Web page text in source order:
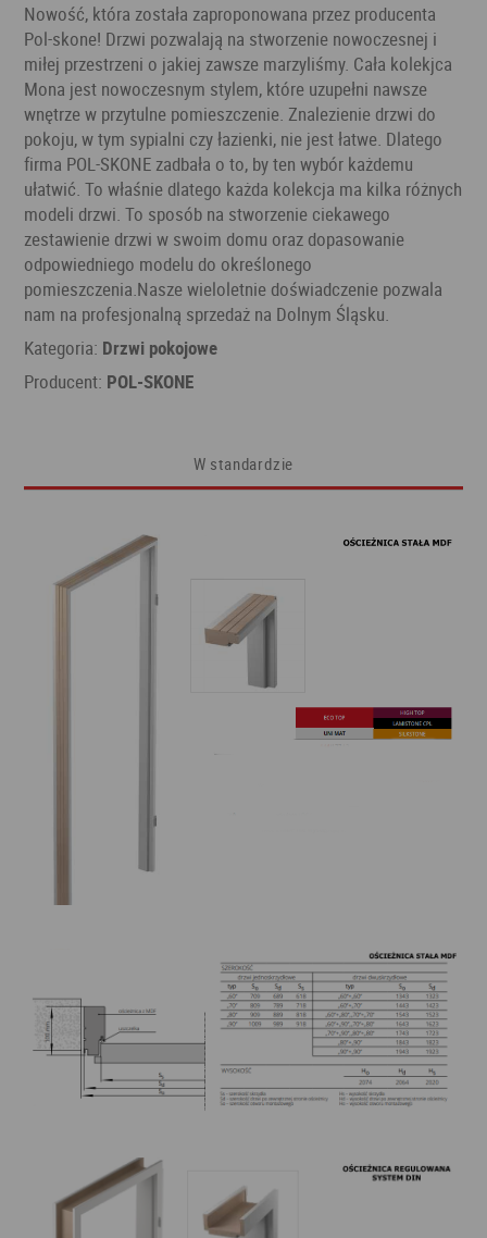
Nowość, która została zaproponowana przez producenta
Pol-skone! Drzwi pozwalają na stworzenie nowoczesnej i
miłej przestrzeni o jakiej zawsze marzyliśmy. Cała kolekjca
Mona jest nowoczesnym stylem, które uzupełni nawsze
wnętrze w przytulne pomieszczenie. Znalezienie drzwi do
pokoju, w tym sypialni czy łazienki, nie jest łatwe. Dlatego
firma POL-SKONE zadbała o to, by ten wybór każdemu
ułatwić. To właśnie dlatego każda kolekcja ma kilka różnych
modeli drzwi. To sposób na stworzenie ciekawego
zestawienie drzwi w swoim domu oraz dopasowanie
odpowiedniego modelu do określonego
pomieszczenia.Nasze wieloletnie doświadczenie pozwala
nam na profesjonalną sprzedaż na Dolnym Śląsku.
Kategoria: Drzwi pokojowe
Producent: POL-SKONE
W standardzie